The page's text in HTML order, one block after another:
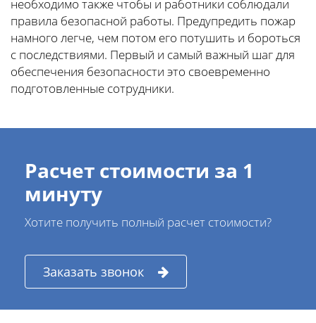
необходимо также чтобы и работники соблюдали
правила безопасной работы. Предупредить пожар
намного легче, чем потом его потушить и бороться
с последствиями. Первый и самый важный шаг для
обеспечения безопасности это своевременно
подготовленные сотрудники.
Расчет стоимости за 1
минуту
Хотите получить полный расчет стоимости?
Заказать звонок